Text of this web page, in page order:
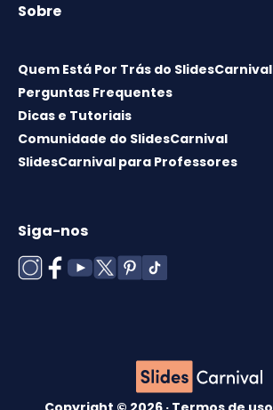
Sobre
Quem Está Por Trás do SlidesCarnival
Perguntas Frequentes
Dicas e Tutoriais
Comunidade do SlidesCarnival
SlidesCarnival para Professores
Siga-nos